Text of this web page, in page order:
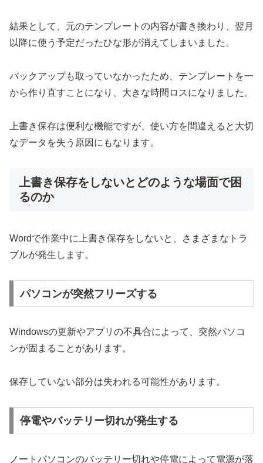
結果として、元のテンプレートの内容が書き換わり、翌月
以降に使う予定だったひな形が消えてしまいました。
バックアップも取っていなかったため、テンプレートを一
から作り直すことになり、大きな時間ロスになりました。
上書き保存は便利な機能ですが、使い方を間違えると大切
なデータを失う原因にもなります。
上書き保存をしないとどのような場面で困
るのか
Wordで作業中に上書き保存をしないと、さまざまなトラ
ブルが発生します。
パソコンが突然フリーズする
Windowsの更新やアプリの不具合によって、突然パソコ
ンが固まることがあります。
保存していない部分は失われる可能性があります。
停電やバッテリー切れが発生する
ノートパソコンのバッテリー切れや停電によって電源が落